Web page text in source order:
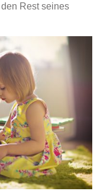
Rest seines